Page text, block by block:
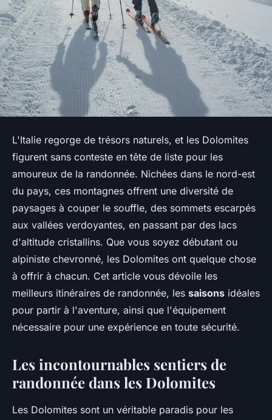
L'Italie regorge de trésors naturels, et les Dolomites
figurent sans conteste en tête de liste pour les
amoureux de la randonnée. Nichées dans le nord-est
du pays, ces montagnes offrent une diversité de
paysages à couper le souffle, des sommets escarpés
aux vallées verdoyantes, en passant par des lacs
d'altitude cristallins. Que vous soyez débutant ou
alpiniste chevronné, les Dolomites ont quelque chose
à offrir à chacun. Cet article vous dévoile les
meilleurs itinéraires de randonnée, les saisons idéales
pour partir à l'aventure, ainsi que l'équipement
nécessaire pour une expérience en toute sécurité.
Les incontournables sentiers de
randonnée dans les Dolomites
Les Dolomites sont un véritable paradis pour les